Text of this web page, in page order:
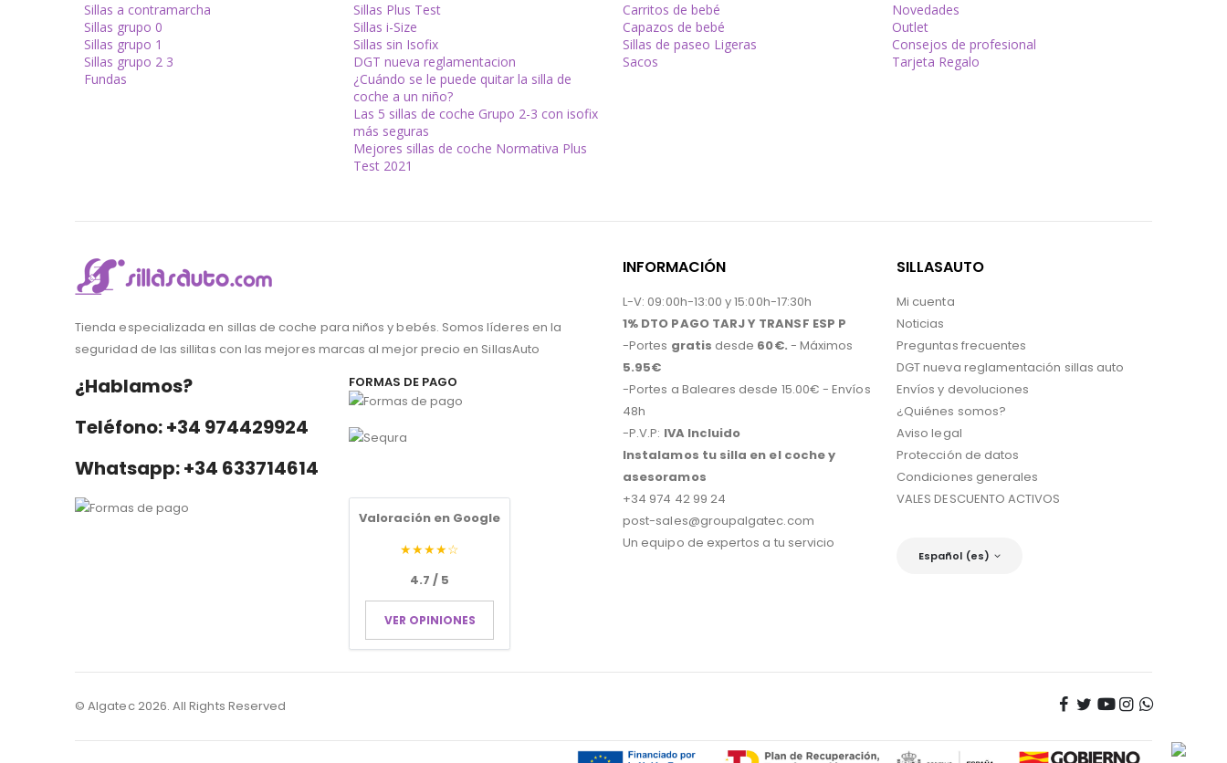
Sillas a contramarcha
Sillas grupo 0
Sillas grupo 1
Sillas grupo 2 3
Fundas
Sillas Plus Test
Sillas i-Size
Sillas sin Isofix
DGT nueva reglamentacion
¿Cuándo se le puede quitar la silla de
coche a un niño?
Las 5 sillas de coche Grupo 2-3 con isofix
más seguras
Mejores sillas de coche Normativa Plus
Test 2021
Carritos de bebé
Capazos de bebé
Sillas de paseo Ligeras
Sacos
Novedades
Outlet
Consejos de profesional
Tarjeta Regalo
Tienda especializada en sillas de coche para niños y bebés. Somos líderes en la
seguridad de las sillitas con las mejores marcas al mejor precio en SillasAuto
¿Hablamos?
Teléfono: +34 974429924
Whatsapp: +34 633714614
FORMAS DE PAGO
Valoración en Google
★★★★☆
4.7 / 5
VER OPINIONES
INFORMACIÓN
L-V: 09:00h-13:00 y 15:00h-17:30h
1% DTO PAGO TARJ Y TRANSF ESP P
-Portes gratis desde 60€. - Máximos
5.95€
-Portes a Baleares desde 15.00€ - Envíos
48h
-P.V.P: IVA Incluido
Instalamos tu silla en el coche y
asesoramos
+34 974 42 99 24
post-sales@groupalgatec.com
Un equipo de expertos a tu servicio
SILLASAUTO
Mi cuenta
Noticias
Preguntas frecuentes
DGT nueva reglamentación sillas auto
Envíos y devoluciones
¿Quiénes somos?
Aviso legal
Protección de datos
Condiciones generales
VALES DESCUENTO ACTIVOS
Español (es)
© Algatec 2026. All Rights Reserved